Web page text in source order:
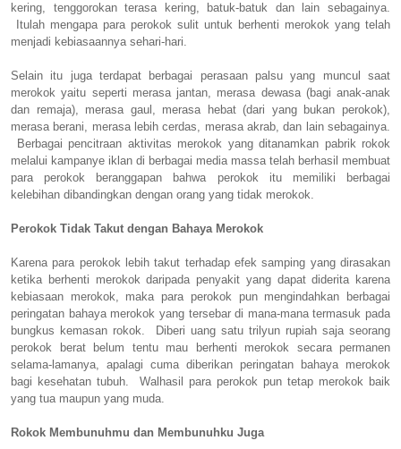
kering, tenggorokan terasa kering, batuk-batuk dan lain sebagainya.
Itulah mengapa para perokok sulit untuk berhenti merokok yang telah
menjadi kebiasaannya sehari-hari.
Selain itu juga terdapat berbagai perasaan palsu yang muncul saat
merokok yaitu seperti merasa jantan, merasa dewasa (bagi anak-anak
dan remaja), merasa gaul, merasa hebat (dari yang bukan perokok),
merasa berani, merasa lebih cerdas, merasa akrab, dan lain sebagainya.
Berbagai pencitraan aktivitas merokok yang ditanamkan pabrik rokok
melalui kampanye iklan di berbagai media massa telah berhasil membuat
para perokok beranggapan bahwa perokok itu memiliki berbagai
kelebihan dibandingkan dengan orang yang tidak merokok.
Perokok Tidak Takut dengan Bahaya Merokok
Karena para perokok lebih takut terhadap efek samping yang dirasakan
ketika berhenti merokok daripada penyakit yang dapat diderita karena
kebiasaan merokok, maka para perokok pun mengindahkan berbagai
peringatan bahaya merokok yang tersebar di mana-mana termasuk pada
bungkus kemasan rokok. Diberi uang satu trilyun rupiah saja seorang
perokok berat belum tentu mau berhenti merokok secara permanen
selama-lamanya, apalagi cuma diberikan peringatan bahaya merokok
bagi kesehatan tubuh. Walhasil para perokok pun tetap merokok baik
yang tua maupun yang muda.
Rokok Membunuhmu dan Membunuhku Juga